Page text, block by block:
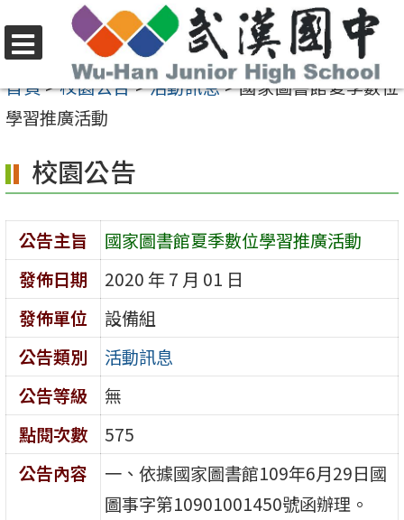
至
要
容
區
選
單
首頁>校園公告>活動訊息>國家圖書館夏季數位
學習推廣活動
校園公告
公告主旨
國家圖書館夏季數位學習推廣活動
發佈日期
2020 年 7 月 01 日
發佈單位
設備組
公告類別
活動訊息
公告等級
無
點閱次數
575
公告內容
一、依據國家圖書館109年6月29日國
圖事字第10901001450號函辦理。